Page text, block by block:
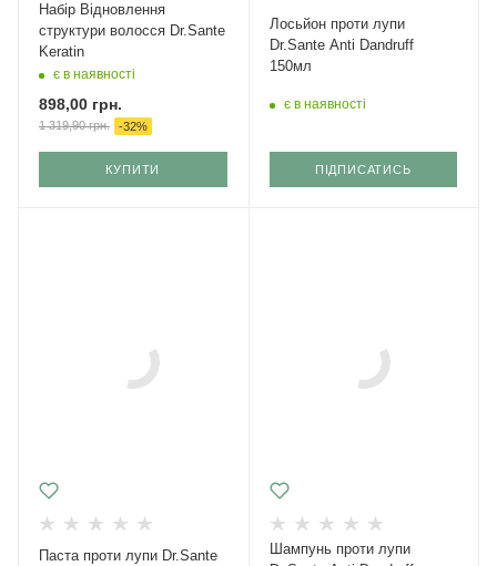
Набір Відновлення
структури волосся Dr.Sante
Keratin
є в наявності
898,00 грн.
1 319,90грн. -32%
КУПИТИ
Лосьйон проти лупи
Dr.Sante Anti Dandruff
150мл
є в наявності
ПІДПИСАТИСЬ
Паста проти лупи Dr.Sante
Шампунь проти лупи